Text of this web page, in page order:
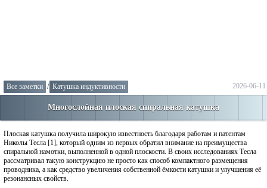
2026-06-11
Все заметки / Катушка индуктивности
Многослойная плоская спиральная катушка
Плоская катушка получила широкую известность благодаря работам и патентам
Николы Тесла [1], который одним из первых обратил внимание на преимущества
спиральной намотки, выполненной в одной плоскости. В своих исследованиях Тесла
рассматривал такую конструкцию не просто как способ компактного размещения
проводника, а как средство увеличения собственной ёмкости катушки и улучшения её
резонансных свойств.